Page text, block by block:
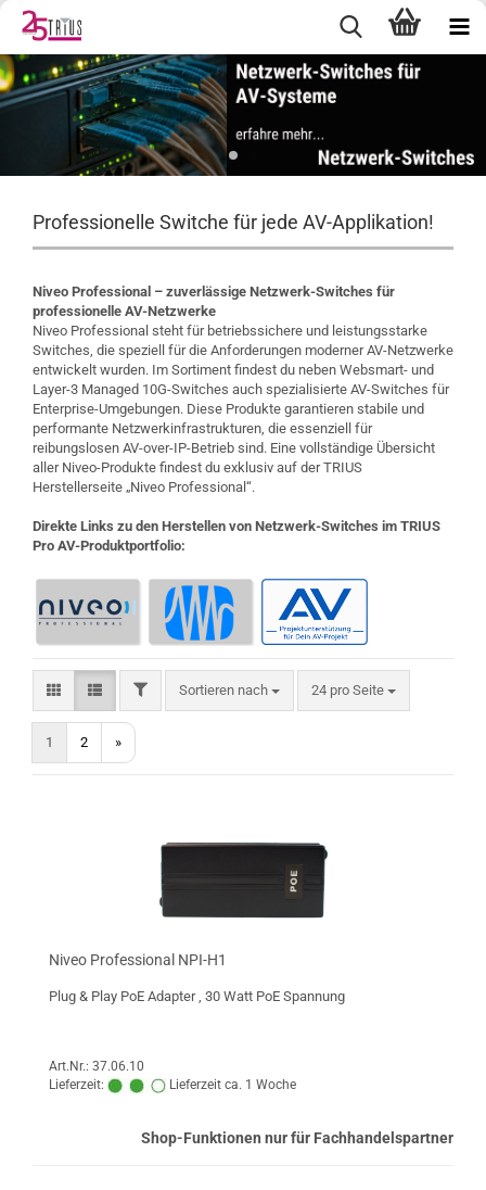
Professionelle Switche für jede AV-Applikation!
Niveo Professional – zuverlässige Netzwerk-Switches für
professionelle AV-Netzwerke
Niveo Professional steht für betriebssichere und leistungsstarke
Switches, die speziell für die Anforderungen moderner AV-Netzwerke
entwickelt wurden. Im Sortiment findest du neben Websmart- und
Layer-3 Managed 10G-Switches auch spezialisierte AV-Switches für
Enterprise-Umgebungen. Diese Produkte garantieren stabile und
performante Netzwerkinfrastrukturen, die essenziell für
reibungslosen AV-over-IP-Betrieb sind. Eine vollständige Übersicht
aller Niveo-Produkte findest du exklusiv auf der TRIUS
Herstellerseite „Niveo Professional“.
Direkte Links zu den Herstellen von Netzwerk-Switches im TRIUS
Pro AV-Produktportfolio:
FILTERSortieren nach
Sortieren nach 24 pro Seite
pro Seite
1 2 »
Niveo Professional NPI-H1
Plug & Play PoE Adapter , 30 Watt PoE Spannung
Art.Nr.: 37.06.10
Lieferzeit:
Lieferzeit ca. 1 Woche
Shop-Funktionen nur für Fachhandelspartner